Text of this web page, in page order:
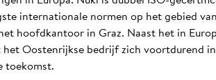
internationale normen op het gebied
hoofdkantoor in Graz. Naast het in
het Oostenrijkse bedrijf zich voortdurend
toekomst.